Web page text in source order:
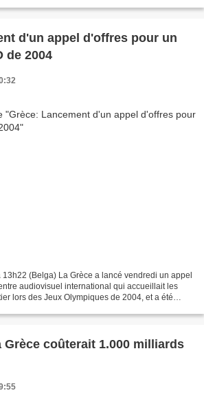
d'un appel d'offres pour un
de 2004
(Belga) La Grèce a lancé vendredi un appel
audiovisuel international qui accueillait les
lors des Jeux Olympiques de 2004, et a été
Grèce coûterait 1.000 milliards